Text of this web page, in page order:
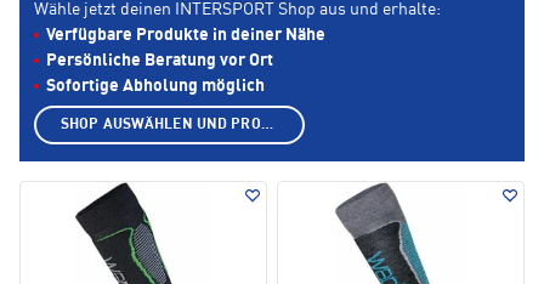
Wähle jetzt deinen INTERSPORT Shop aus und erhalte:
Verfügbare Produkte in deiner Nähe
Persönliche Beratung vor Ort
Sofortige Abholung möglich
SHOP AUSWÄHLEN UND PRODUKTE ANZEIGEN